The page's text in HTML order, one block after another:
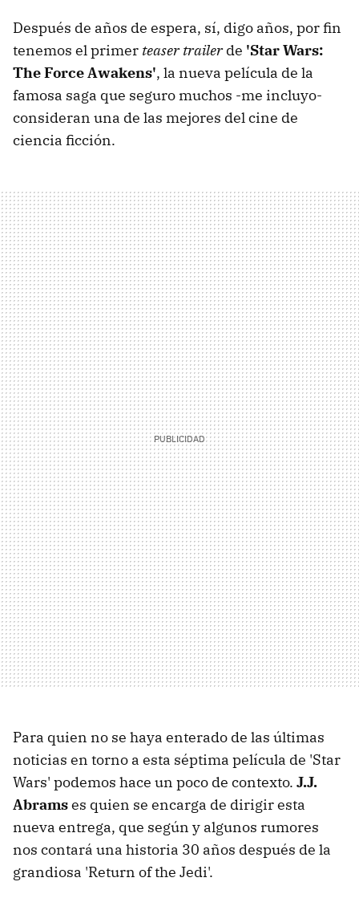
Después de años de espera, sí, digo años, por fin
tenemos el primer teaser trailerde 'Star Wars:
The Force Awakens', la nueva película de la
famosa saga que seguro muchos -me incluyo-
consideran una de las mejores del cine de
ciencia ficción.
Para quien no se haya enterado de las últimas
noticias en torno a esta séptima película de 'Star
Wars' podemos hace un poco de contexto. J.J.
Abramses quien se encarga de dirigir esta
nueva entrega, que según y algunos rumores
nos contará una historia 30 años después de la
grandiosa 'Return of the Jedi'.